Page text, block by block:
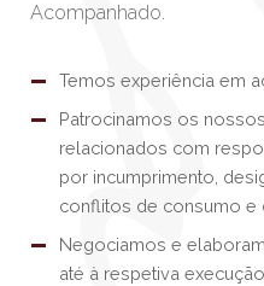
Acompanhado.
Temos experiência em
Patrocinamos os
relacionados com
por incumprimento,
conflitos de consumo e
Negociamos e
até à respetiva